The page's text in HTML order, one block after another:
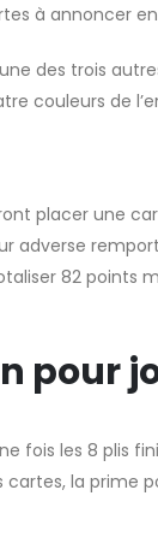
à annoncer
des trois
couleurs de
placer une
adverse
82 points
pour
fois les 8 plis
la prime